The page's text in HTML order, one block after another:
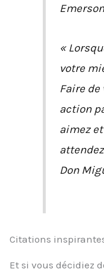
«
votre
Faire
action
aimez
Don
Citations
Et si vous décidiez